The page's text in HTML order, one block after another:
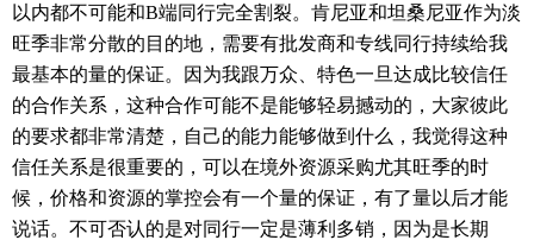
以内都不可能和B端同行完全割裂。肯尼亚和坦桑尼亚作为淡
旺季非常分散的目的地，需要有批发商和专线同行持续给我
最基本的量的保证。因为我跟万众、特色一旦达成比较信任
的合作关系，这种合作可能不是能够轻易撼动的，大家彼此
的要求都非常清楚，自己的能力能够做到什么，我觉得这种
信任关系是很重要的，可以在境外资源采购尤其旺季的时
候，价格和资源的掌控会有一个量的保证，有了量以后才能
说话。不可否认的是对同行一定是薄利多销，因为是长期